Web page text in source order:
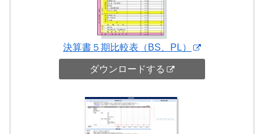
決算書５期比較表（BS、PL）
ダウンロードする